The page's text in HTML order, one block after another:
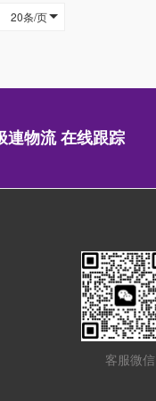
20条/页
連物流 在线跟踪
客服微信